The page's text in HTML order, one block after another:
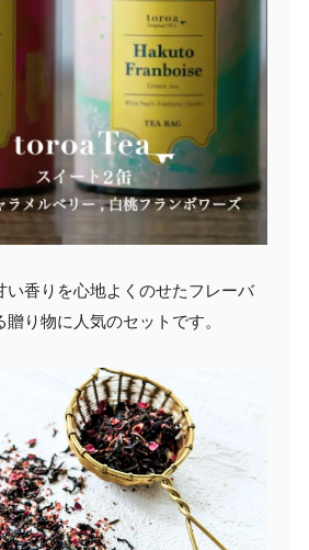
い香りを心地よくのせたフレーバ
り物に人気のセットです。